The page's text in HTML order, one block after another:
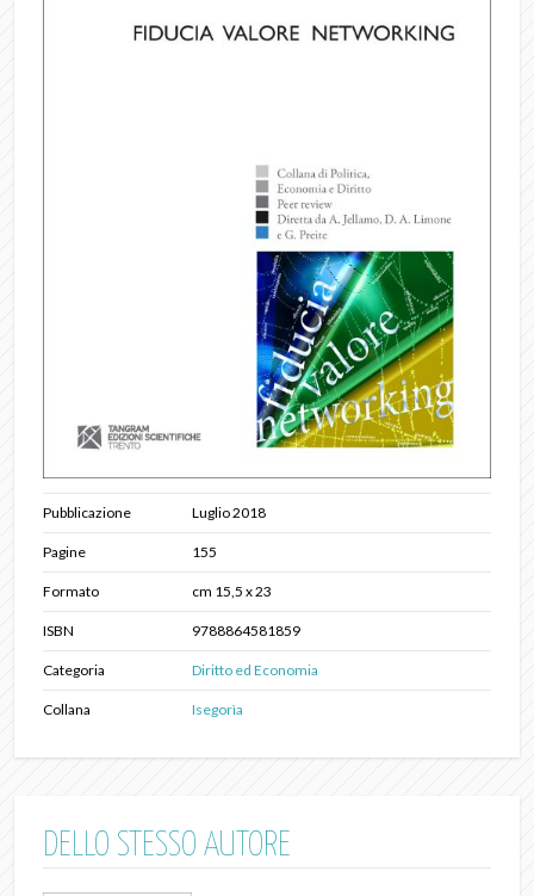
Pubblicazione Luglio 2018
Pagine 155
Formato cm 15,5 x 23
ISBN 9788864581859
Categoria Diritto ed Economia
Collana Isegorìa
DELLO STESSO AUTORE